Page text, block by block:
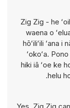
Zig Zig - he
waena o
hōʻiliʻili ʻana
ʻokoʻa.
hiki iā ʻoe ke
helu